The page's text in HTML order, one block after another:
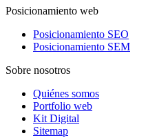
Posicionamiento web
Posicionamiento SEO
Posicionamiento SEM
Sobre nosotros
Quiénes somos
Portfolio web
Kit Digital
Sitemap